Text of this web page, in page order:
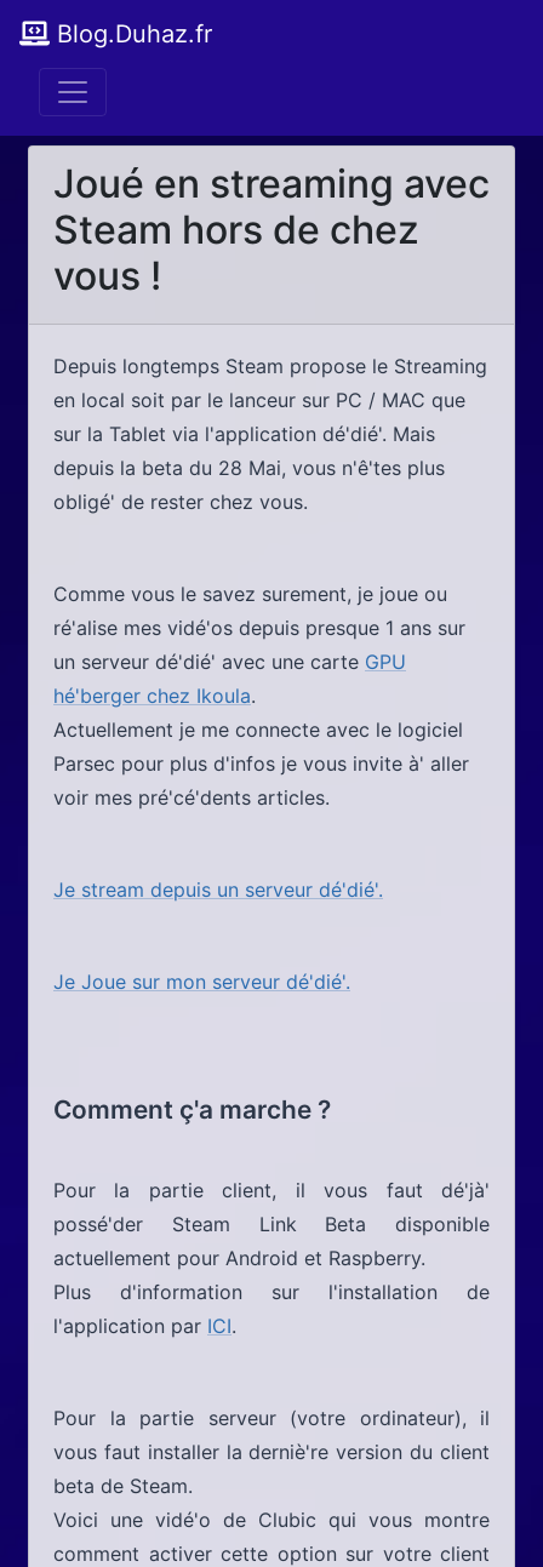
Blog.Duhaz.fr
Joué en streaming avec
Steam hors de chez
vous !
Depuis longtemps Steam propose le Streaming
en local soit par le lanceur sur PC / MAC que
sur la Tablet via l'application dé'dié'. Mais
depuis la beta du 28 Mai, vous n'ê'tes plus
obligé' de rester chez vous.
Comme vous le savez surement, je joue ou
ré'alise mes vidé'os depuis presque 1 ans sur
un serveur dé'dié' avec une carte GPU
hé'berger chez Ikoula.
Actuellement je me connecte avec le logiciel
Parsec pour plus d'infos je vous invite à' aller
voir mes pré'cé'dents articles.
Je stream depuis un serveur dé'dié'.
Je Joue sur mon serveur dé'dié'.
Comment ç'a marche ?
Pour la partie client, il vous faut dé'jà'
possé'der Steam Link Beta disponible
actuellement pour Android et Raspberry.
Plus d'information sur l'installation de
l'application par ICI.
Pour la partie serveur (votre ordinateur), il
vous faut installer la derniè're version du client
beta de Steam.
Voici une vidé'o de Clubic qui vous montre
comment activer cette option sur votre client